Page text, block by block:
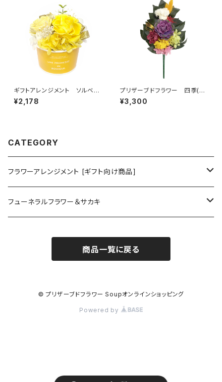
ギフトアレンジメント ソルベ
イエロー HB35030
¥2,178
プリザーブドフラワー 四季(暦)
仏花 師走S C37512S
¥3,300
CATEGORY
フラワーアレンジメント [ギフト向け商品]
プリザーブドフラワーアレンジメント
フラワーリース＆ブーケ
ハーバリウム＆ディヒューザー
インテリアグリーン
フューネラルフラワー＆サカキ
お供えアレンジメント
ガラスドームアレンジメント
お供えハーバリウム
商品一覧に戻る
© プリザーブドフラワー Soupオンラインショッピング
Powered by